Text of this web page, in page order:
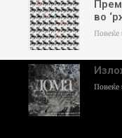
во
Повеќе
Повеќе